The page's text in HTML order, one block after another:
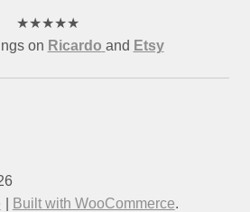
★★★★★
on Ricardo and Etsy
Built with WooCommerce.